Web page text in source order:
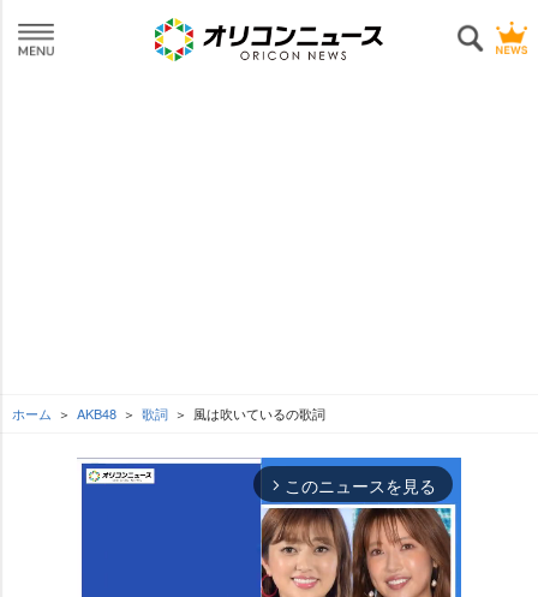
ホーム AKB48 歌詞 風は吹いているの歌詞
arrow_forward_ios このニュースを見る